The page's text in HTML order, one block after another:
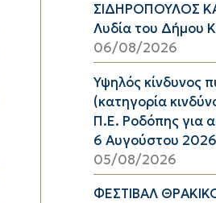
ΣΙΔΗΡΟΠΟΥΛΟΣ
Λυδία του Δήμου
06/08/2026
Υψηλός κίνδυνος
(κατηγορία
Π.Ε. Ροδόπης για
6 Αυγούστου 2026
05/08/2026
ΦΕΣΤΙΒΑΛ